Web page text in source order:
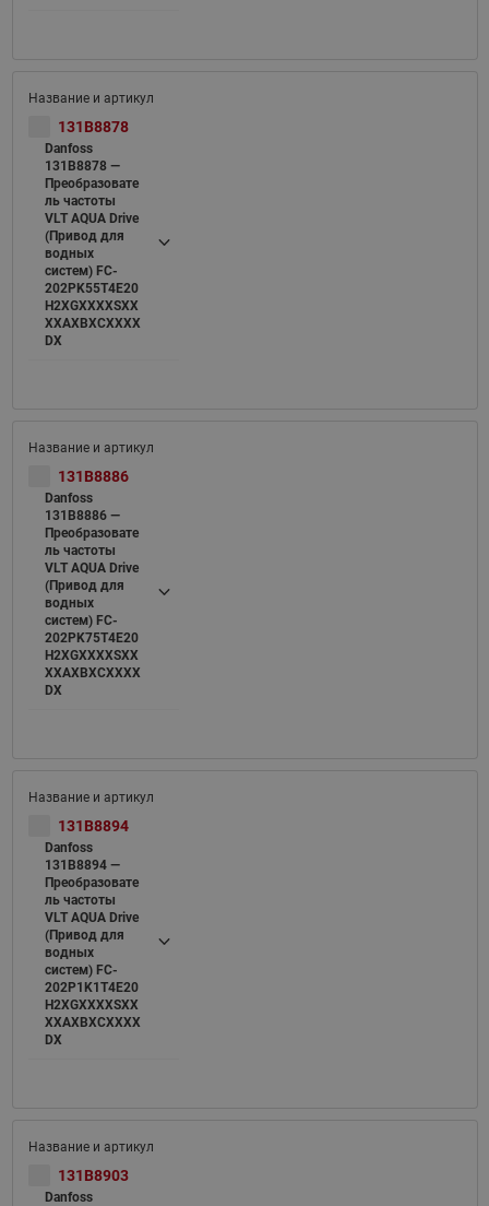
131B8878
Danfoss
131B8878 —
Преобразовате
ль частоты
VLT AQUA Drive
(Привод для
водных
систем) FC-
202PK55T4E20
H2XGXXXXSXX
XXAXBXCXXXX
DX
131B8886
Danfoss
131B8886 —
Преобразовате
ль частоты
VLT AQUA Drive
(Привод для
водных
систем) FC-
202PK75T4E20
H2XGXXXXSXX
XXAXBXCXXXX
DX
131B8894
Danfoss
131B8894 —
Преобразовате
ль частоты
VLT AQUA Drive
(Привод для
водных
систем) FC-
202P1K1T4E20
H2XGXXXXSXX
XXAXBXCXXXX
DX
131B8903
Danfoss